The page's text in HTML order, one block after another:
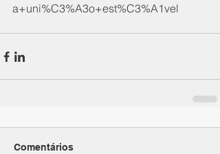
a+uni%C3%A3o+est%C3%A1vel
Comentários